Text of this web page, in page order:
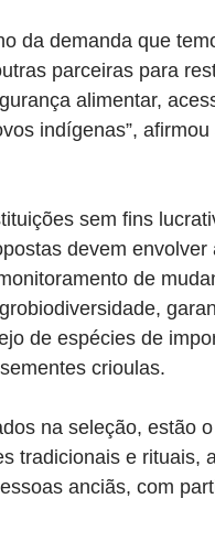
da demanda que
parceiras para
alimentar,
indígenas”,
sem fins
devem
de
de espécies de
crioulas.
na seleção, estão
tradicionais e rituais,
anciãs, com